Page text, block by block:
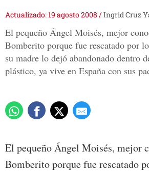
Actualizado: 19 agosto 2008 /Ingrid Cruz
El pequeño Ángel Moisés, mejor
Bomberito porque fue rescatado por
su madre lo dejó abandonado dentro
plástico, ya vive en España con sus
El pequeño Ángel Moisés, mejor
Bomberito porque fue rescatado